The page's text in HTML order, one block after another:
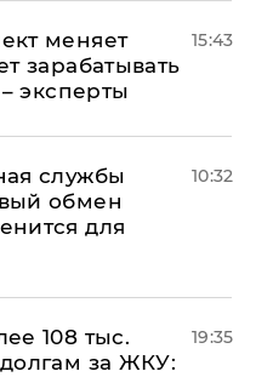
меняет
зарабатывать
эксперты
15:43
службы
обмен
для
10:32
108 тыс.
за ЖКУ:
19:35